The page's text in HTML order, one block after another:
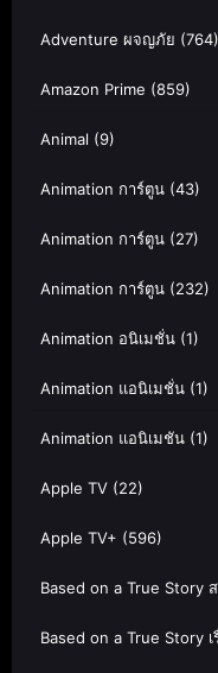
Adventure ผจญภัย (764)
Amazon Prime (859)
Animal (9)
Animation การ์ตูน (43)
Animation การ์ตูน (27)
Animation การ์ตูน (232)
Animation อนิเมชั่น (1)
Animation แอนิเมชั่น (1)
Animation แอนิเมชัน (1)
Apple TV (22)
Apple TV+ (596)
Based on a True Story ส
Based on a True Story เ